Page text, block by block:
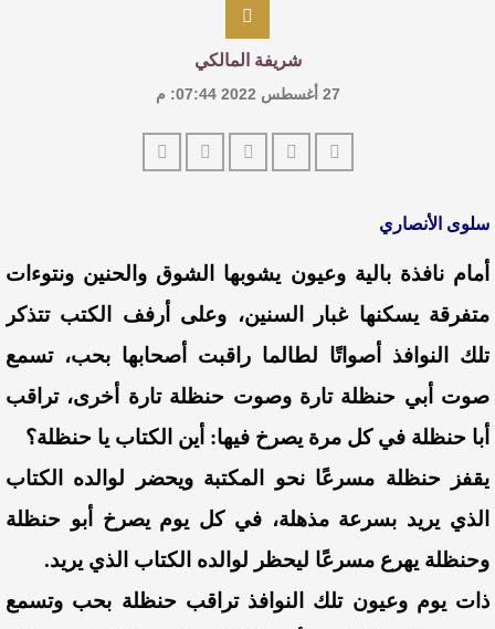
شريفة المالكي
27 أغسطس 2022 07:44: م
سلوى الأنصاري
أمام نافذة بالية وعيون يشوبها الشوق والحنين ونتوءات
متفرقة يسكنها غبار السنين، وعلى أرفف الكتب تتذكر
تلك النوافذ أصواتًا لطالما راقبت أصحابها بحب، تسمع
صوت أبي حنظلة تارة وصوت حنظلة تارة أخرى، تراقب
أبا حنظلة في كل مرة يصرخ فيها: أين الكتاب يا حنظلة؟
يقفز حنظلة مسرعًا نحو المكتبة ويحضر لوالده الكتاب
الذي يريد بسرعة مذهلة،في كل يوم يصرخ أبو حنظلة
وحنظلة يهرع مسرعًا ليحظر لوالده الكتاب الذي يريد.
ذات يوم وعيون تلك النوافذ تراقب حنظلة بحب وتسمع